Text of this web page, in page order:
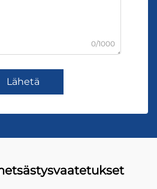
0/1000
Lähetä